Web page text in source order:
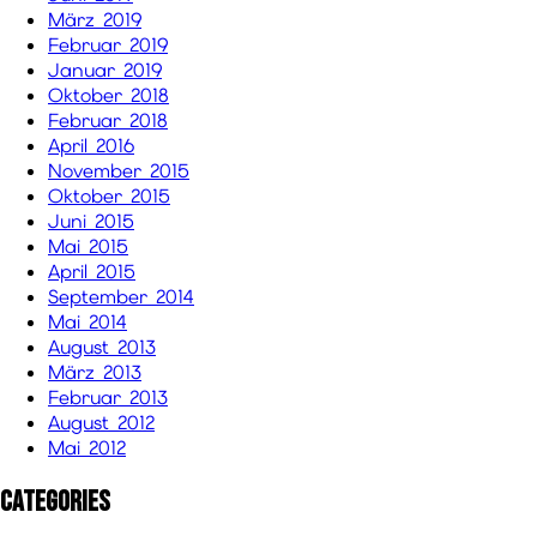
März 2019
Februar 2019
Januar 2019
Oktober 2018
Februar 2018
April 2016
November 2015
Oktober 2015
Juni 2015
Mai 2015
April 2015
September 2014
Mai 2014
August 2013
März 2013
Februar 2013
August 2012
Mai 2012
Categories